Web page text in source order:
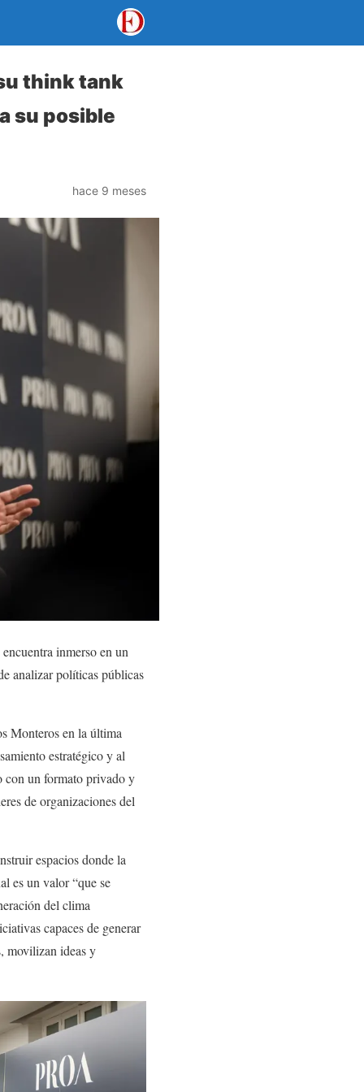
think tank
su posible
hace 9 meses
inmerso en un
analizar políticas públicas
Monteros en la última
estratégico y al
con un formato privado y
de organizaciones del
espacios donde la
es un valor “que se
del clima
capaces de generar
movilizan ideas y